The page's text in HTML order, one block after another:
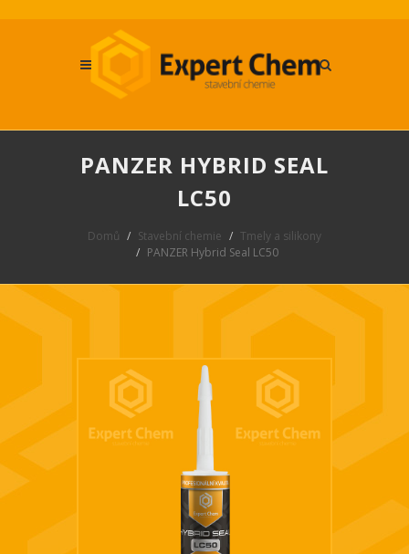
PANZER HYBRID SEAL
LC50
Domů Stavební chemie
Tmely a silikony
PANZER Hybrid Seal LC50